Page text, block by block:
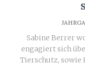
Sabine Berrer
engagiert sich
Tierschutz, sowie